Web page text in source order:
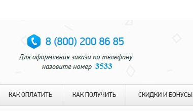
КАК ОПЛАТИТЬ КАК ПОЛУЧИТЬ СКИДКИ И БОНУСЫ